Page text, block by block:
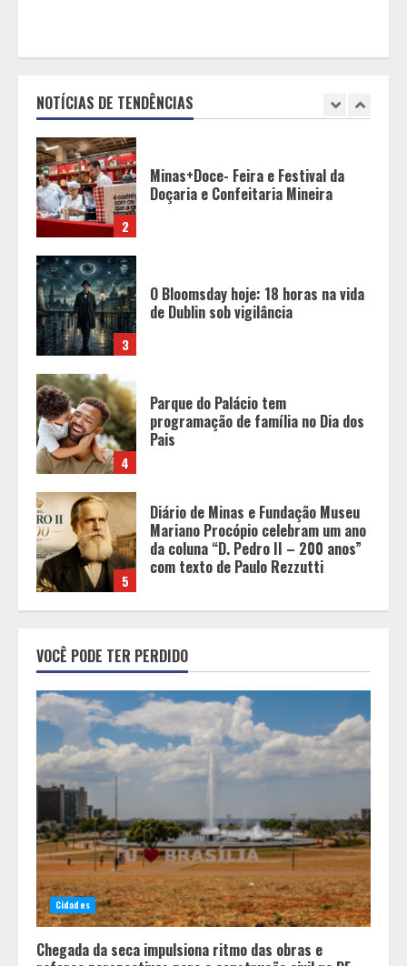
NOTÍCIAS DE TENDÊNCIAS
2
Minas+Doce- Feira e Festival da
3
O Bloomsday hoje: 18 horas na vida
de Dublin sob vigilância
4
Parque do Palácio tem
programação de família no Dia dos
Pais
5
Diário de Minas e Fundação Museu
Mariano Procópio celebram um ano
da coluna “D. Pedro II – 200 anos”
com texto de Paulo Rezzutti
1
Chegada da seca impulsiona ritmo
das obras e reforça perspectivas
para a construção civil no DF
Minas+Doce- Feira e Festival da
Doçaria e Confeitaria Mineira
3
O Bloomsday hoje: 18 horas na vida
de Dublin sob vigilância
Parque do Palácio tem
programação de família no Dia dos
Pais
VOCÊ PODE TER PERDIDO
Cidades
Chegada da seca impulsiona ritmo das obras e